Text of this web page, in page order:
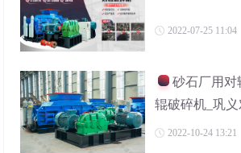
2022-07-25 11:04
砂石厂用对
辊破碎机_巩
2022-10-24 13:21